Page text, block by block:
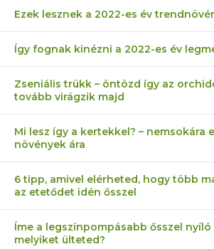
Ezek lesznek a 2022-es év
Így fognak kinézni a 2022-es év
Zseniális trükk – öntözd így az
tovább virágzik majd
Mi lesz így a kertekkel? – nemsokára
növények ára
6 tipp, amivel elérheted, hogy több
az etetődet idén ősszel
Íme a legszínpompásabb ősszel nyíló
melyiket ülteted?